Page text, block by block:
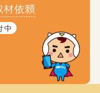
材依頼
中